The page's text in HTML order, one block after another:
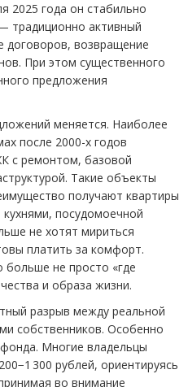
2025 года он стабильно
традиционно активный
договоров, возвращение
При этом существенного
предложения
меняется. Наиболее
после 2000-х годов
с ремонтом, базовой
Такие объекты
получают квартиры
посудомоечной
не хотят мириться
платить за комфорт.
не просто «где
и образа жизни.
разрыв между реальной
собственников. Особенно
Многие владельцы
300 рублей, ориентируясь
во внимание